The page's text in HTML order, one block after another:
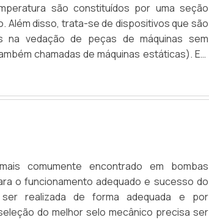
são constituídos por uma seção
Além disso, trata-se de dispositivos que são
na vedação de peças de máquinas sem
chamadas de máquinas estáticas). Em
anéis podem ser eficazes contra
funções dos anéis oringsSobre as
comumente encontrado em bombas
o funcionamento adequado e sucesso do
realizada de forma adequada e por
do melhor selo mecânico precisa ser